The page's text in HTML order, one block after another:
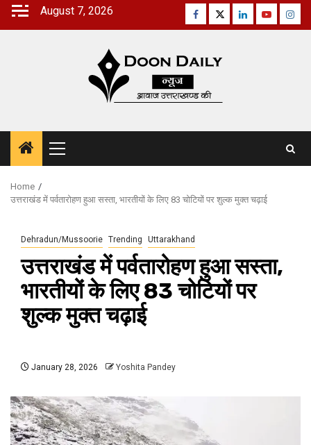
Skip
August 7, 2026 Facebook
TwitterLinkedinYoutube
Primary
Menu
Home
उत्तराखंड में पर्वतारोहण हुआ सस्ता, भारतीयों के लिए 83 चोटियों पर शुल्क मुक्त चढ़ाई
Dehradun/Mussoorie Trending Uttarakhand
उत्तराखंड में पर्वतारोहण हुआ सस्ता,
भारतीयों के लिए 83 चोटियों पर
शुल्क मुक्त चढ़ाई
January 28, 2026 Yoshita Pandey